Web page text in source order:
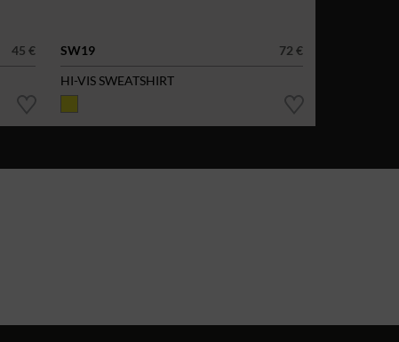
45 €
SW19
72 €
HI-VIS SWEATSHIRT